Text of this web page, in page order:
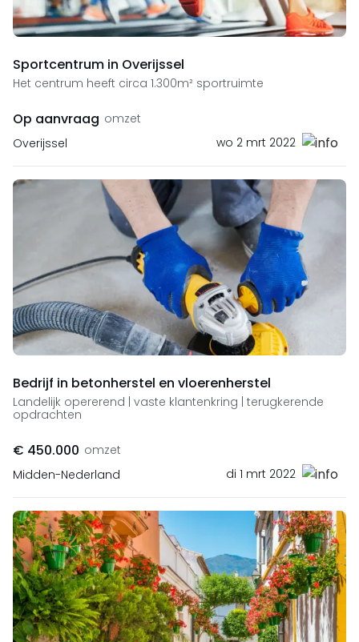
Sportcentrum in Overijssel
Het centrum heeft circa 1.300m² sportruimte
Op aanvraag omzet
Overijssel
wo 2 mrt 2022
Bedrijf in betonherstel en vloerenherstel
Landelijk opererend | vaste klantenkring | terugkerende
opdrachten
€ 450.000 omzet
Midden-Nederland
di 1 mrt 2022